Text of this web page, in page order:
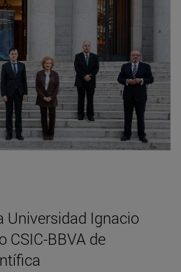
Universidad Ignacio
CSIC-BBVA de